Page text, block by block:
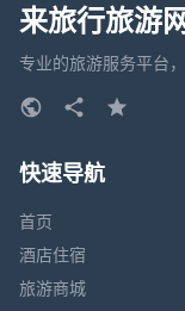
来旅行旅游
专业的旅游服务平台
快速导航
首页
酒店住宿
旅游商城